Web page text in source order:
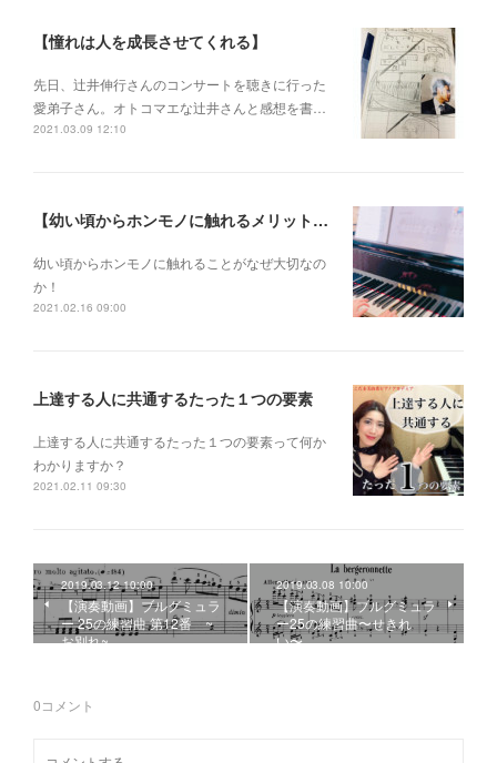
【憧れは人を成長させてくれる】
先日、辻井伸行さんのコンサートを 聴きに行った
愛弟子さん。 オトコマエな辻井さんと 感想を書…
2021.03.09 12:10
【幼い頃からホンモノに触れるメリットとは？】
幼い頃からホンモノに 触れることがなぜ大切なの
か！
2021.02.16 09:00
上達する人に共通するたった１つの要素
上達する人に共通するたった１つの要素って何か
わかりますか？
2021.02.11 09:30
2019.03.12 10:00
【演奏動画】ブルグミュラ
ー 25の練習曲 第12番 ~
お別れ~
2019.03.08 10:00
【演奏動画】ブルグミュラ
ー25の練習曲〜せきれ
い〜
0コメント